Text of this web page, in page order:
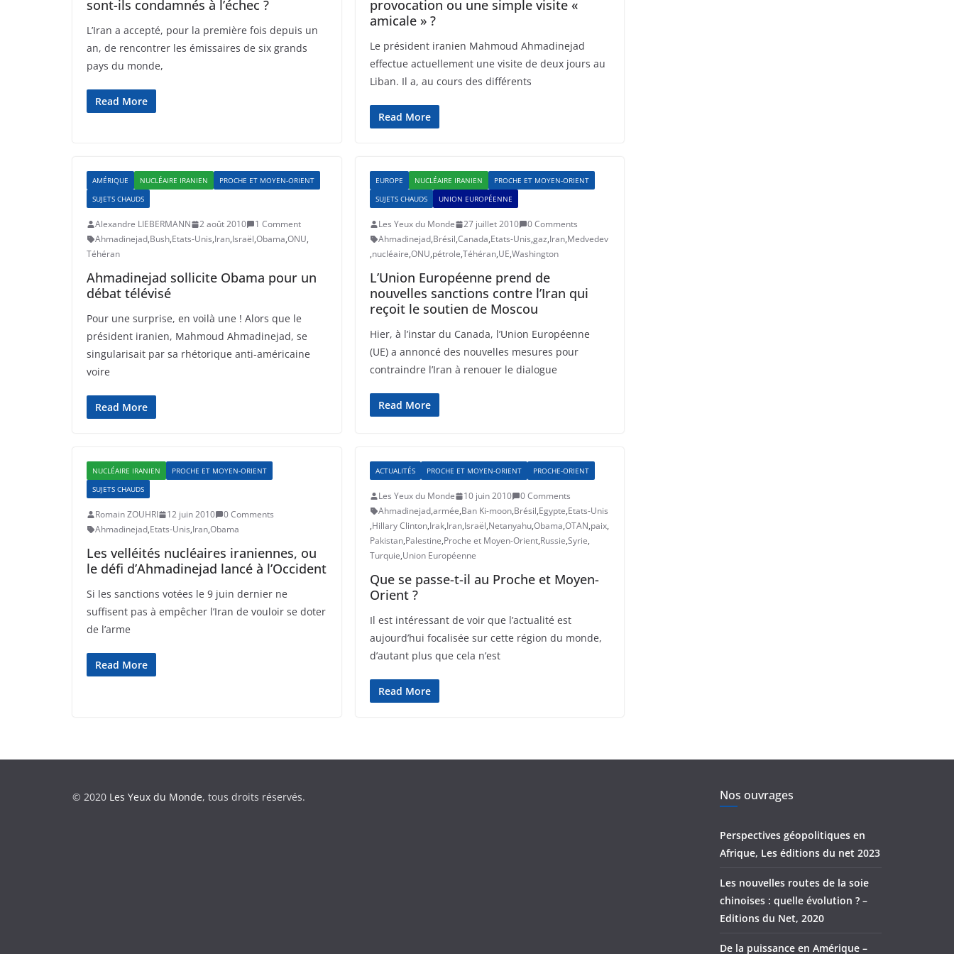
sont-ils condamnés à l’échec ?
L’Iran a accepté, pour la première fois depuis un
an, de rencontrer les émissaires de six grands
pays du monde,
Read More
provocation ou une simple visite «
amicale » ?
Le président iranien Mahmoud Ahmadinejad
effectue actuellement une visite de deux jours au
Liban. Il a, au cours des différents
Read More
AMÉRIQUE NUCLÉAIRE IRANIEN
PROCHE ET MOYEN-ORIENT
SUJETS CHAUDS
Alexandre LIEBERMANN 2 août 2010
1 Comment
Ahmadinejad,Bush,Etats-Unis,Iran,Israël,Obama,ONU,
Téhéran
Ahmadinejad sollicite Obama pour un
débat télévisé
Pour une surprise, en voilà une ! Alors que le
président iranien, Mahmoud Ahmadinejad, se
singularisait par sa rhétorique anti-américaine
voire
Read More
EUROPE NUCLÉAIRE IRANIEN
PROCHE ET MOYEN-ORIENT
SUJETS CHAUDS
UNION EUROPÉENNE
Les Yeux du Monde 27 juillet 2010
0 Comments
Ahmadinejad,Brésil,Canada,Etats-Unis,gaz,Iran,Medvedev
,nucléaire,ONU,pétrole,Téhéran,UE,Washington
L’Union Européenne prend de
nouvelles sanctions contre l’Iran qui
reçoit le soutien de Moscou
Hier, à l’instar du Canada, l’Union Européenne
(UE) a annoncé des nouvelles mesures pour
contraindre l’Iran à renouer le dialogue
Read More
NUCLÉAIRE IRANIEN
PROCHE ET MOYEN-ORIENT
SUJETS CHAUDS
Romain ZOUHRI 12 juin 2010
0 Comments
Ahmadinejad,Etats-Unis,Iran,Obama
Les velléités nucléaires iraniennes, ou
le défi d’Ahmadinejad lancé à l’Occident
Si les sanctions votées le 9 juin dernier ne
suffisent pas à empêcher l’Iran de vouloir se doter
de l’arme
Read More
ACTUALITÉS PROCHE ET MOYEN-ORIENT PROCHE-ORIENT
Les Yeux du Monde 10 juin 2010
0 Comments
Ahmadinejad,armée,Ban Ki-moon,Brésil,Egypte,Etats-Unis
,Hillary Clinton,Irak,Iran,Israël,Netanyahu,Obama,OTAN,paix,
Pakistan,Palestine,Proche et Moyen-Orient,Russie,Syrie,
Turquie,Union Européenne
Que se passe-t-il au Proche et Moyen-
Orient ?
Il est intéressant de voir que l’actualité est
aujourd’hui focalisée sur cette région du monde,
d’autant plus que cela n’est
Read More
© 2020 Les Yeux du Monde, tous droits réservés. Nos ouvrages
Perspectives géopolitiques en
Afrique, Les éditions du net 2023
Les nouvelles routes de la soie
chinoises : quelle évolution ? –
Editions du Net, 2020
De la puissance en Amérique –